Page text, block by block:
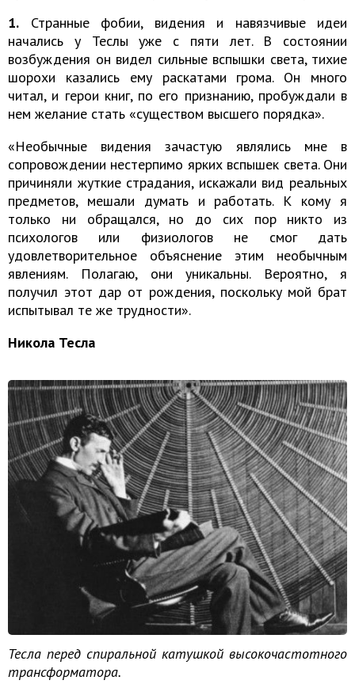
1. Странные фобии, видения и навязчивые идеи
начались у Теслы уже с пяти лет. В состоянии
возбуждения он видел сильные вспышки света, тихие
шорохи казались ему раскатами грома. Он много
читал, и герои книг, по его признанию, пробуждали в
нем желание стать «существом высшего порядка».
«Необычные видения зачастую являлись мне в
сопровождении нестерпимо ярких вспышек света. Они
причиняли жуткие страдания, искажали вид реальных
предметов, мешали думать и работать. К кому я
только ни обращался, но до сих пор никто из
психологов или физиологов не смог дать
удовлетворительное объяснение этим необычным
явлениям. Полагаю, они уникальны. Вероятно, я
получил этот дар от рождения, поскольку мой брат
испытывал те же трудности».
Никола Тесла
Тесла перед спиральной катушкой высокочастотного
трансформатора.